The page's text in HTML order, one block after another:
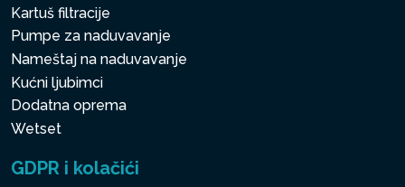
Kartuš filtracije
Pumpe za naduvavanje
Nameštaj na naduvavanje
Kućni ljubimci
Dodatna oprema
Wetset
GDPR i kolačići